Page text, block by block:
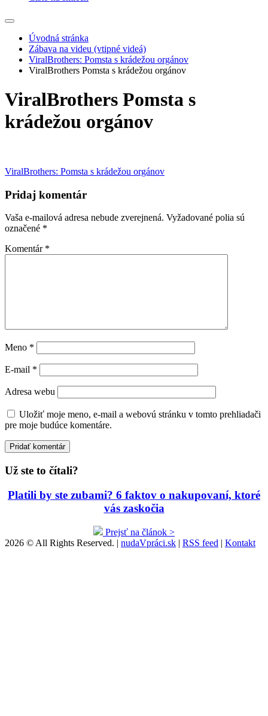
Úvodná stránka
Zábava na videu (vtipné videá)
ViralBrothers: Pomsta s krádežou orgánov
ViralBrothers Pomsta s krádežou orgánov
ViralBrothers Pomsta s
krádežou orgánov
Navigácia
v
článku
ViralBrothers: Pomsta s krádežou orgánov
Pridaj komentár
Vaša e-mailová adresa nebude zverejnená. Vyžadované polia sú
označené *
Komentár *
Meno *
E-mail *
Adresa webu
Uložiť moje meno, e-mail a webovú stránku v tomto prehliadači
pre moje budúce komentáre.
Už ste to čítali?
Platili by ste zubami? 6 faktov o nakupovaní, ktoré
vás zaskočia
Prejsť na článok >
2026 © All Rights Reserved. | nudaVpráci.sk RSS feed Kontakt